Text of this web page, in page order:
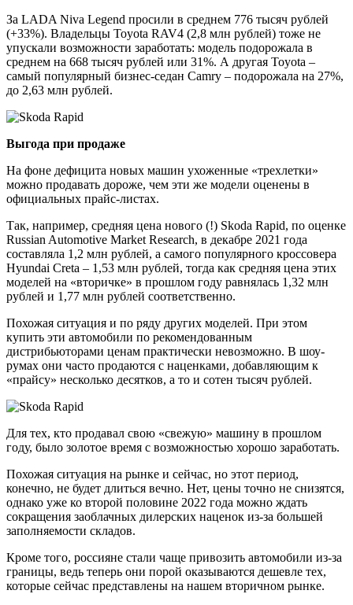
За LADA Niva Legend просили в среднем 776 тысяч рублей
(+33%). Владельцы Toyota RAV4 (2,8 млн рублей) тоже не
упускали возможности заработать: модель подорожала в
среднем на 668 тысяч рублей или 31%. А другая Toyota –
самый популярный бизнес-седан Camry – подорожала на 27%,
до 2,63 млн рублей.
Выгода при продаже
На фоне дефицита новых машин ухоженные «трехлетки»
можно продавать дороже, чем эти же модели оценены в
официальных прайс-листах.
Так, например, средняя цена нового (!) Skoda Rapid, по оценке
Russian Automotive Market Research, в декабре 2021 года
составляла 1,2 млн рублей, а самого популярного кроссовера
Hyundai Creta – 1,53 млн рублей, тогда как средняя цена этих
моделей на «вторичке» в прошлом году равнялась 1,32 млн
рублей и 1,77 млн рублей соответственно.
Похожая ситуация и по ряду других моделей. При этом
купить эти автомобили по рекомендованным
дистрибьюторами ценам практически невозможно. В шоу-
румах они часто продаются с наценками, добавляющим к
«прайсу» несколько десятков, а то и сотен тысяч рублей.
Для тех, кто продавал свою «свежую» машину в прошлом
году, было золотое время с возможностью хорошо заработать.
Похожая ситуация на рынке и сейчас, но этот период,
конечно, не будет длиться вечно. Нет, цены точно не снизятся,
однако уже ко второй половине 2022 года можно ждать
сокращения заоблачных дилерских наценок из-за большей
заполняемости складов.
Кроме того, россияне стали чаще привозить автомобили из-за
границы, ведь теперь они порой оказываются дешевле тех,
которые сейчас представлены на нашем вторичном рынке.